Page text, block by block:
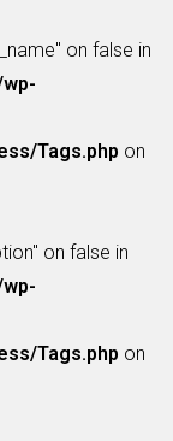
on false in
Tags.php on
on false in
Tags.php on